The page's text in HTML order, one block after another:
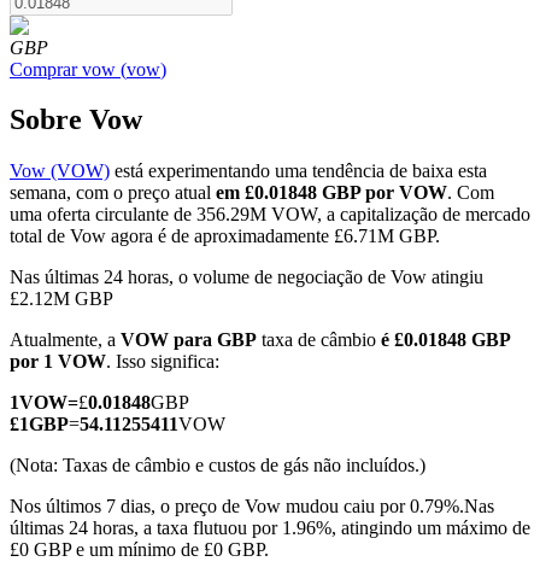
Futuros COIN-M
Futuros de criptomoeda
TradFi
Derivativos de ações, câmbio, metais preciosos e commodities
GBP
Comprar vow (vow)
Sobre Vow
Vow (VOW) está experimentando uma tendência de baixa esta
semana, com o preço atual em £0.01848 GBP por VOW. Com
uma oferta circulante de 356.29M VOW, a capitalização de mercado
total de Vow agora é de aproximadamente £6.71M GBP.
Nas últimas 24 horas, o volume de negociação de Vow atingiu
£2.12M GBP
Atualmente, a VOW para GBP taxa de câmbio é £0.01848 GBP
por 1 VOW. Isso significa:
1VOW=£0.01848GBP
£1GBP=54.11255411VOW
(Nota: Taxas de câmbio e custos de gás não incluídos.)
Nos últimos 7 dias, o preço de Vow mudou caiu por 0.79%.Nas
últimas 24 horas, a taxa flutuou por 1.96%, atingindo um máximo de
£0 GBP e um mínimo de £0 GBP.